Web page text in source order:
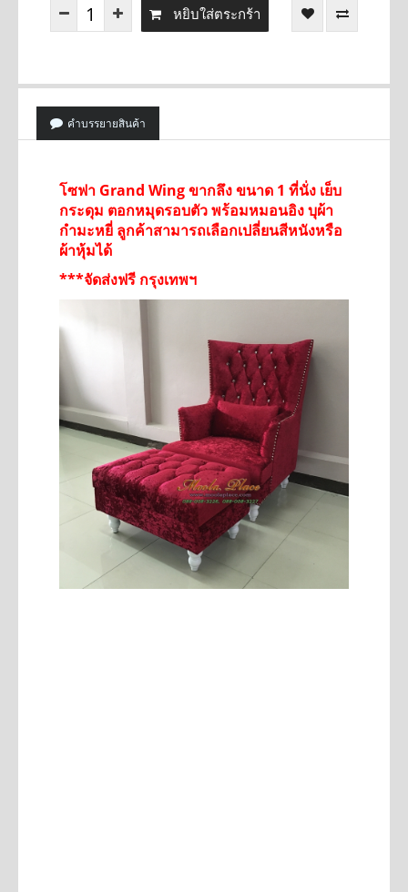
หยิบใส่ตระกร้า
คำบรรยายสินค้า
โซฟา Grand Wing ขากลึง ขนาด 1 ที่นั่ง เย็บ
กระดุม ตอกหมุดรอบตัว พร้อมหมอนอิง บุผ้า
กำมะหยี่ ลูกค้าสามารถเลือกเปลี่ยนสีหนังหรือ
ผ้าหุ้มได้
***จัดส่งฟรี กรุงเทพฯ